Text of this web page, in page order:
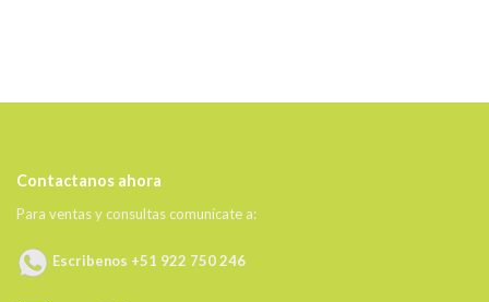
Contactanos ahora
Para ventas y consultas comunícate a:
Escribenos +51 922 750 246